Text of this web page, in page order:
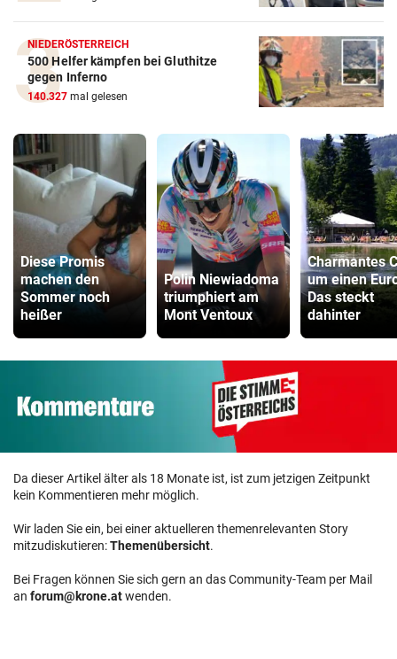
NIEDERÖSTERREICH
500 Helfer kämpfen bei Gluthitze
gegen Inferno
140.327 mal gelesen
Diese Promis
machen den
Sommer noch
heißer
Polin Niewiadoma
triumphiert am
Mont Ventoux
Charmantes
um einen
Das steckt
dahinter
Da dieser Artikel älter als 18 Monate ist, ist zum jetzigen Zeitpunkt
kein Kommentieren mehr möglich.
Wir laden Sie ein, bei einer aktuelleren themenrelevanten Story
mitzudiskutieren:Themenübersicht.
Bei Fragen können Sie sich gern an das Community-Team per Mail
an forum@krone.atwenden.